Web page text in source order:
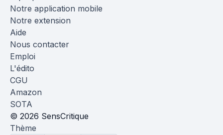
Notre application mobile
Notre extension
Aide
Nous contacter
Emploi
L'édito
CGU
Amazon
SOTA
© 2026 SensCritique
Thème